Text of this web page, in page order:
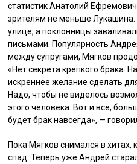
статистик Анатолий
зрителям не меньше Лукашина.
улице, а поклонницы
письмами. Популярность
между супругами, Мягков
«Нет секрета крепкого брака.
искреннее желание сделать
Надо, чтобы не виделось
этого человека. Вот и всё,
будет брак навсегда», —
Пока Мягков снимался в хитах,
спад. Теперь уже Андрей